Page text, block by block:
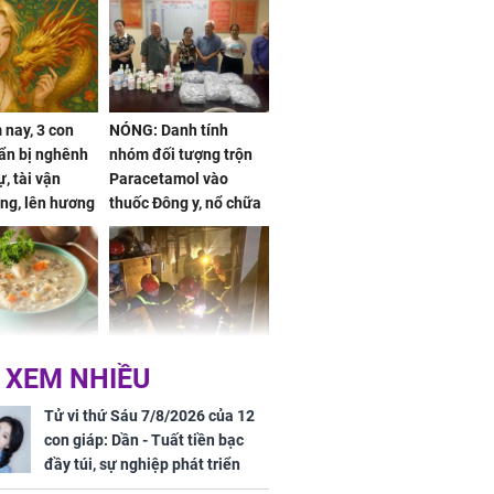
nay, 3 con
bị nghênh
tài vận
lên hương
hóa Phượng,
mắn về
NÓNG: Danh tính
nhóm đối tượng trộn
Paracetamol vào
thuốc Đông y, nổ chữa
bách bệnh
khỏe và
đúng
bình dân
Cháy nhà 2 tầng ở
TPHCM, cha và con
trai 12 tuổi tử vong
thương tâm
NHIỀU
Tử vi thứ Sáu 7/8/2026 của 12
con giáp: Dần - Tuất tiền bạc
đầy túi, sự nghiệp phát triển
hưng thịnh, Mão - Thân tài lộc